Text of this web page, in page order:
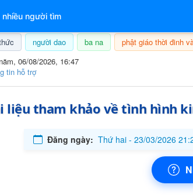
nhiều người tìm
người dao ba na phật giáo thời đinh
06/08/2026, 16:47
tin hỗ trợ
liệu tham khảo về tình hình
Đăng ngày: Thứ hai - 23/03/2026